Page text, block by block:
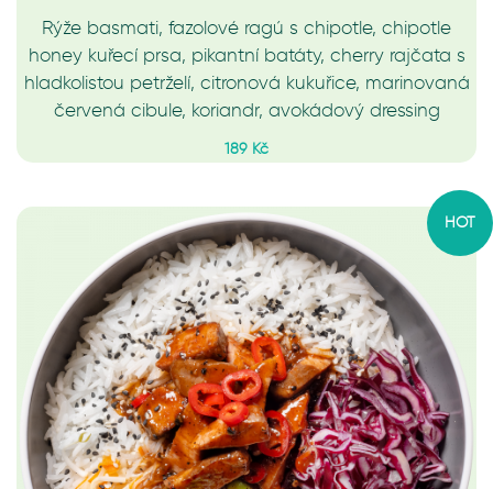
Rýže basmati, fazolové ragú s chipotle, chipotle
honey kuřecí prsa, pikantní batáty, cherry rajčata s
hladkolistou petrželí, citronová kukuřice, marinovaná
červená cibule, koriandr, avokádový dressing
189 Kč
HOT